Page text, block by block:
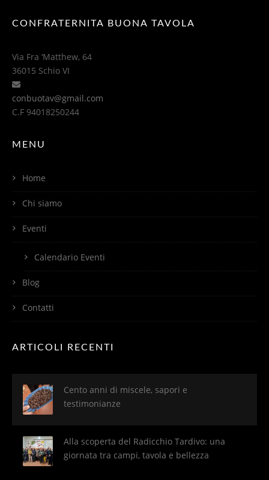
CONFRATERNITA BUONA TAVOLA
Via Fra ‘Matthew, 64
36015 Schio VI
conbuotav@gmail.com
C.F 94018250244
MENU
Home
Chi siamo
Eventi
Calendario Eventi
Blog
Contatti
ARTICOLI RECENTI
Cento anni di miscele, sapori e
testimonianze
Alla scoperta del Radicchio Tardivo: una
giornata tra campi, tavola e bellezza